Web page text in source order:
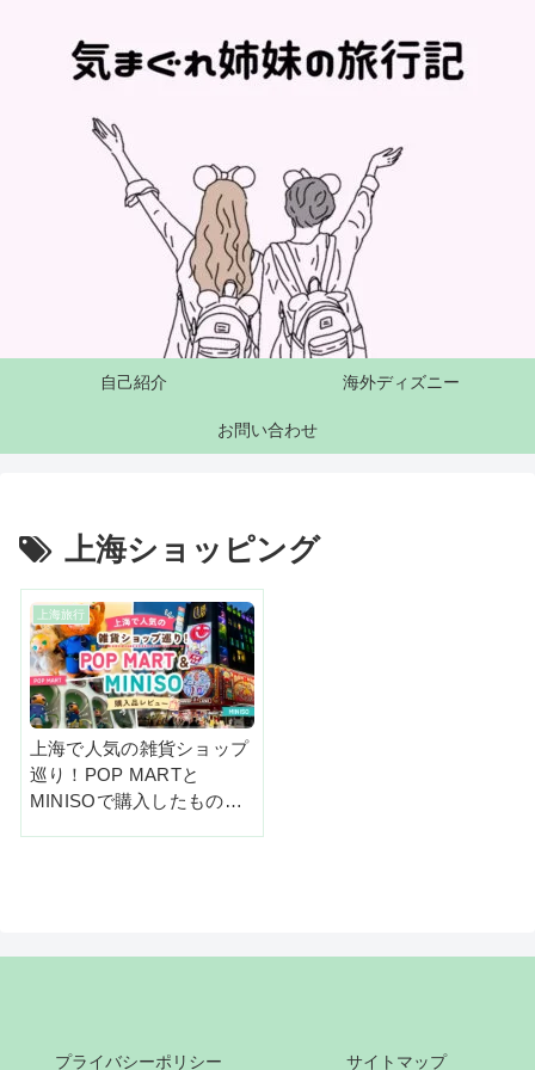
自己紹介 海外ディズニー
お問い合わせ
上海ショッピング
上海旅行
上海で人気の雑貨ショップ
巡り！POP MARTと
MINISOで購入したものを
プライバシーポリシー サイトマップ